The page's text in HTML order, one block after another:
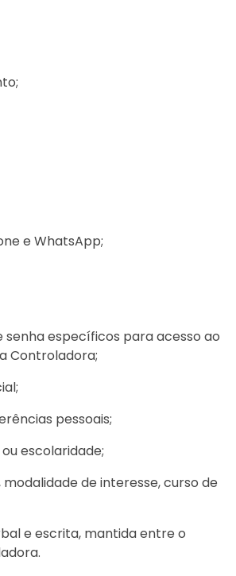
e WhatsApp;
senha específicos para acesso ao
Controladora;
pessoais;
escolaridade;
de interesse, curso de
e escrita, mantida entre o